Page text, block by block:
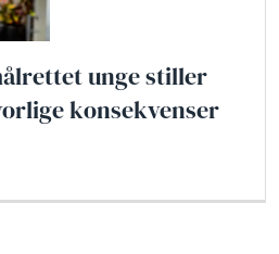
unge stiller
konsekvenser